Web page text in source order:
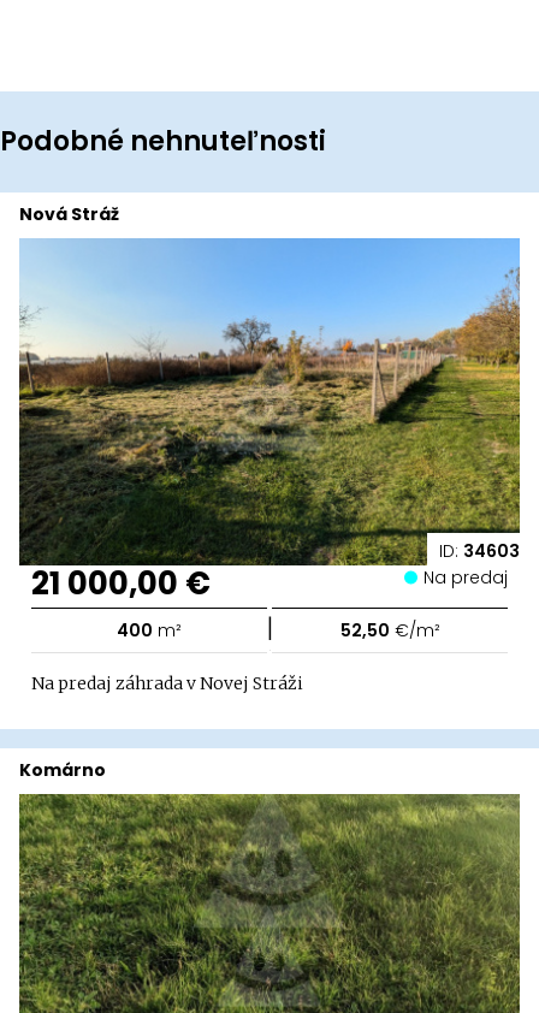
Podobné nehnuteľnosti
ID: 34603
Nová Stráž
21 000,00 € Na predaj
400 m² | 52,50 €/m²
Na predaj záhrada v Novej Stráži
Komárno